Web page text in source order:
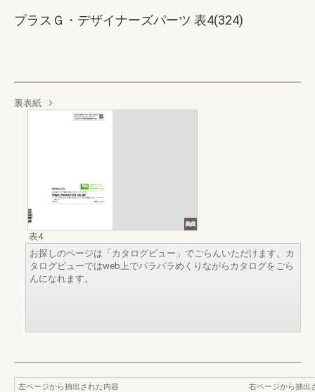
プラスＧ・デザイナーズパーツ 表4(324)
裏表紙
表4
お探しのページは「カタログビュー」でごらんいただけます。カ
タログビューではweb上でパラパラめくりながらカタログをごら
んになれます。
左ページから抽出された内容
右ページから抽出